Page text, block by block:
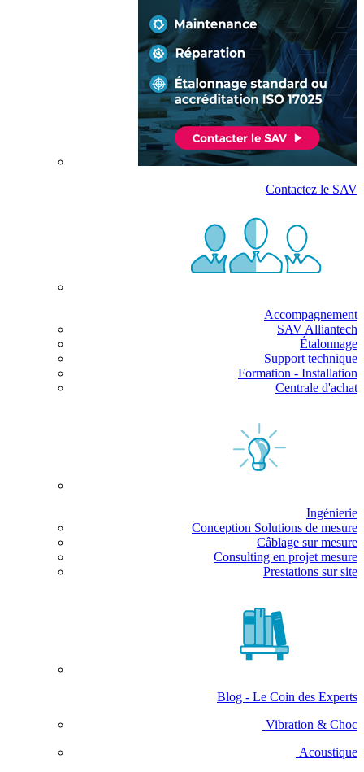
Contactez le SAV
Accompagnement
SAV Alliantech
Étalonnage
Support technique
Formation - Installation
Centrale d'achat
Ingénierie
Conception Solutions de mesure
Câblage sur mesure
Consulting en projet mesure
Prestations sur site
Blog - Le Coin des Experts
Vibration & Choc
Acoustique